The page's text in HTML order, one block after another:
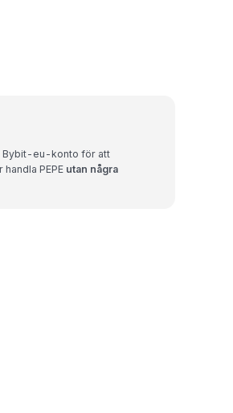
Bybit-eu-konto för att
PEPE utan några